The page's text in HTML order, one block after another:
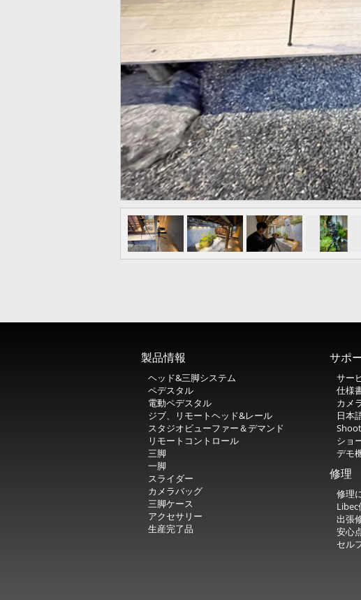
製品情報
ヘッド&三脚システム
ペデスタル
電動ペデスタル
ジブ、リモートヘッド&レール
スタジオビューファー＆デマンド
リモートコントロール
三脚
一脚
スライダー
カメラバッグ
三脚ケース
アクセサリー
生産完了品
サポ
サー
仕様
カメ
日本
ショ
デモ
修理
修理
Libec
出張
安心
セル